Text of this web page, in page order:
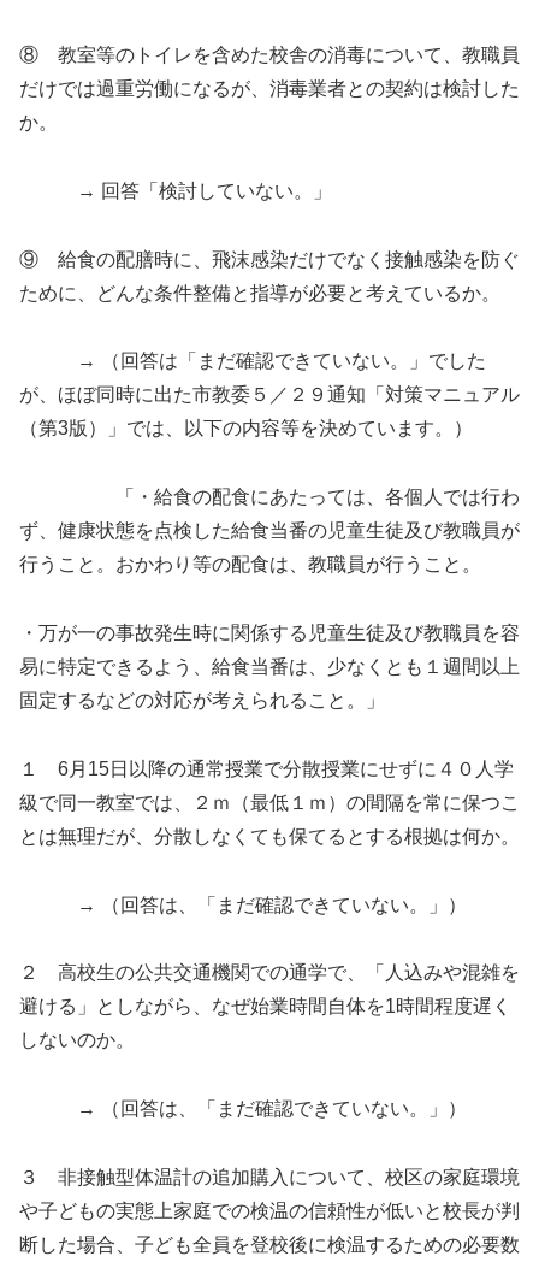
⑧ 教室等のトイレを含めた校舎の消毒について、教職員
だけでは過重労働になるが、消毒業者との契約は検討した
か。
→ 回答「検討していない。」
⑨ 給食の配膳時に、飛沫感染だけでなく接触感染を防ぐ
ために、どんな条件整備と指導が必要と考えているか。
→ （回答は「まだ確認できていない。」でした
が、ほぼ同時に出た市教委５／２９通知「対策マニュアル
（第3版）」では、以下の内容等を決めています。）
「・給食の配食にあたっては、各個人では行わ
ず、健康状態を点検した給食当番の児童生徒及び教職員が
行うこと。おかわり等の配食は、教職員が行うこと。
・万が一の事故発生時に関係する児童生徒及び教職員を容
易に特定できるよう、給食当番は、少なくとも１週間以上
固定するなどの対応が考えられること。」
１ 6月15日以降の通常授業で分散授業にせずに４０人学
級で同一教室では、２ｍ（最低１ｍ）の間隔を常に保つこ
とは無理だが、分散しなくても保てるとする根拠は何か。
→ （回答は、「まだ確認できていない。」）
２ 高校生の公共交通機関での通学で、「人込みや混雑を
避ける」としながら、なぜ始業時間自体を1時間程度遅く
しないのか。
→ （回答は、「まだ確認できていない。」）
３ 非接触型体温計の追加購入について、校区の家庭環境
や子どもの実態上家庭での検温の信頼性が低いと校長が判
断した場合、子ども全員を登校後に検温するための必要数